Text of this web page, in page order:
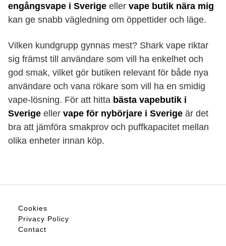
engångsvape i Sverige eller vape butik nära mig
kan ge snabb vägledning om öppettider och läge.
Vilken kundgrupp gynnas mest? Shark vape riktar
sig främst till användare som vill ha enkelhet och
god smak, vilket gör butiken relevant för både nya
användare och vana rökare som vill ha en smidig
vape-lösning. För att hitta bästa vapebutik i
Sverige eller vape för nybörjare i Sverige är det
bra att jämföra smakprov och puffkapacitet mellan
olika enheter innan köp.
Cookies
Privacy Policy
Contact